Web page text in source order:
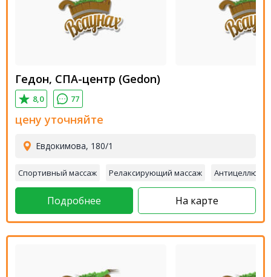
Гедон, СПА-центр (Gedon)
8,0 77
цену уточняйте
Евдокимова, 180/1
Спортивный массаж Релаксирующий массаж
Подробнее На карте